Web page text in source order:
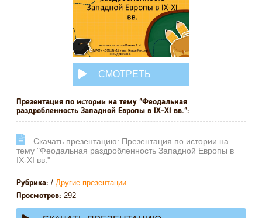
СМОТРЕТЬ
Презентация по истории на тему "Феодальная
раздробленность Западной Европы в IX-XI вв.":
Cкачать презентацию: Презентация по истории на
тему "Феодальная раздробленность Западной Европы в
IX-XI вв."
Рубрика: / Другие презентации
Просмотров: 292